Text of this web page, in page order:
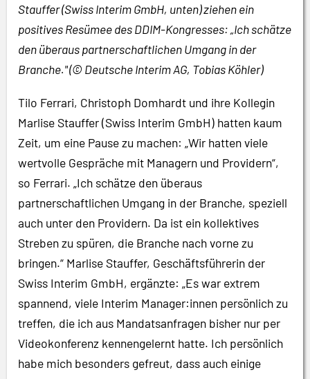
Stauffer (Swiss Interim GmbH, unten) ziehen ein
positives Resümee des DDIM-Kongresses: „Ich schätze
den überaus partnerschaftlichen Umgang in der
Branche." (© Deutsche Interim AG, Tobias Köhler)
Tilo Ferrari, Christoph Domhardt und ihre Kollegin
Marlise Stauffer (Swiss Interim GmbH) hatten kaum
Zeit, um eine Pause zu machen: „Wir hatten viele
wertvolle Gespräche mit Managern und Providern“,
so Ferrari. „Ich schätze den überaus
partnerschaftlichen Umgang in der Branche, speziell
auch unter den Providern. Da ist ein kollektives
Streben zu spüren, die Branche nach vorne zu
bringen.“ Marlise Stauffer, Geschäftsführerin der
Swiss Interim GmbH, ergänzte: „Es war extrem
spannend, viele Interim Manager:innen persönlich zu
treffen, die ich aus Mandatsanfragen bisher nur per
Videokonferenz kennengelernt hatte. Ich persönlich
habe mich besonders gefreut, dass auch einige